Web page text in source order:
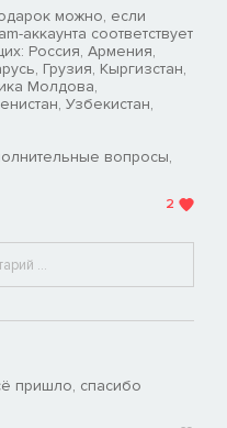
можно, если
аккаунта соответствует
Россия, Армения,
Грузия, Кыргизстан,
Молдова,
Узбекистан,
вопросы,
2
пришло, спасибо